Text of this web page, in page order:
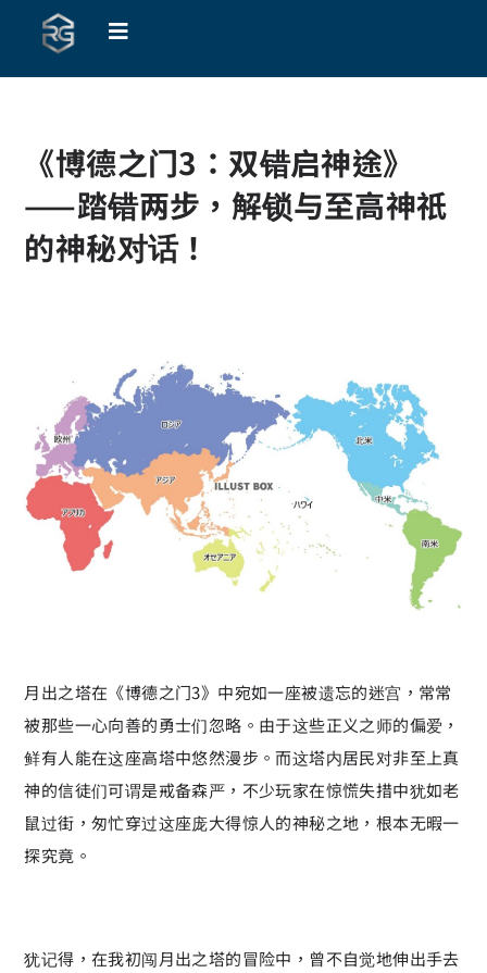
《博德之门3：双错启神途》
——踏错两步，解锁与至高神祇
的神秘对话！
月出之塔在《博德之门3》中宛如一座被遗忘的迷宫，常常
被那些一心向善的勇士们忽略。由于这些正义之师的偏爱，
鲜有人能在这座高塔中悠然漫步。而这塔内居民对非至上真
神的信徒们可谓是戒备森严，不少玩家在惊慌失措中犹如老
鼠过街，匆忙穿过这座庞大得惊人的神秘之地，根本无暇一
探究竟。
犹记得，在我初闯月出之塔的冒险中，曾不自觉地伸出手去